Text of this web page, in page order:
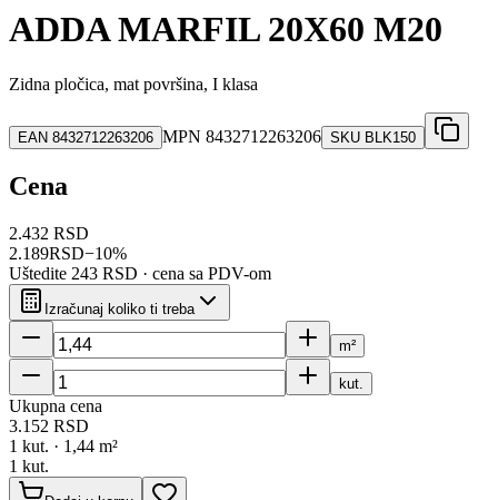
ADDA MARFIL 20X60 M20
Zidna pločica, mat površina, I klasa
EAN 8432712263206 MPN 8432712263206 SKU BLK150
Cena
2.432 RSD
2.189RSD−10%
Uštedite 243 RSD · cena sa PDV-om
Izračunaj koliko ti treba
m²
kut.
Ukupna cena
3.152 RSD
1 kut. · 1,44 m²
1 kut.